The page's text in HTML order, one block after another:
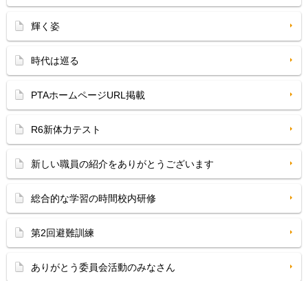
輝く姿
時代は巡る
PTAホームページURL掲載
R6新体力テスト
新しい職員の紹介をありがとうございます
総合的な学習の時間校内研修
第2回避難訓練
ありがとう委員会活動のみなさん